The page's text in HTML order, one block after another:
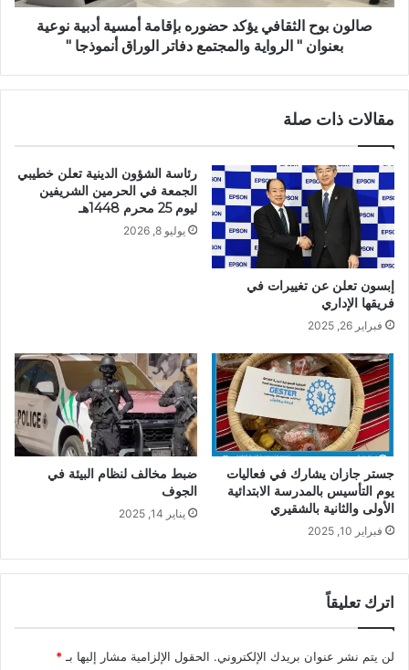
صالون بوح الثقافي يؤكد حضوره بإقامة أمسية أدبية نوعية
بعنوان " الرواية والمجتمع دفاتر الوراق أنموذجا "
مقالات ذات صلة
إبسون تعلن عن تغييرات في
فريقها الإداري
فبراير 26, 2025
رئاسة الشؤون الدينية تعلن خطيبي
الجمعة في الحرمين الشريفين
ليوم 25 محرم 1448هـ
يوليو 8, 2026
جستر جازان يشارك في فعاليات
يوم التأسيس بالمدرسة الابتدائية
الأولى والثانية بالشقيري
فبراير 10, 2025
ضبط مخالف لنظام البيئة في
الجوف
يناير 14, 2025
اترك تعليقاً
لن يتم نشر عنوان بريدك الإلكتروني. الحقول الإلزامية مشار إليها بـ *